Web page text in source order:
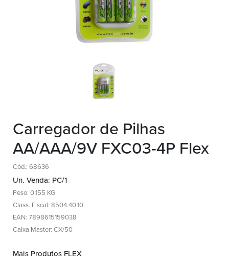
Carregador de Pilhas
AA/AAA/9V FXC03-4P Flex
Cód.: 68636
Un. Venda: PC/1
Peso: 0,155 KG
Class. Fiscal: 8504.40.10
EAN: 7898615159038
Caixa Master: CX/50
Mais Produtos FLEX